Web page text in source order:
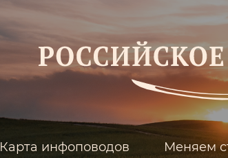
Карта инфоповодов Меняем